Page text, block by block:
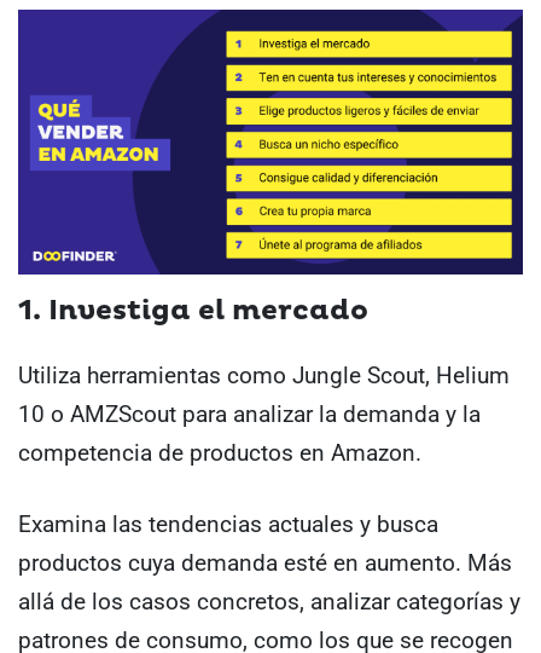
1. Investiga el mercado
Utiliza herramientas como Jungle Scout, Helium
10 o AMZScout para analizar la demanda y la
competencia de productos en Amazon.
Examina las tendencias actuales y busca
productos cuya demanda esté en aumento. Más
allá de los casos concretos, analizar categorías y
patrones de consumo, como los que se recogen